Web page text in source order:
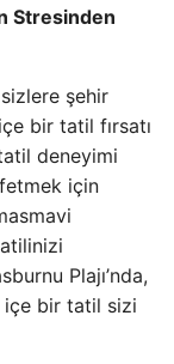
Stresinden
şehir
bir tatil fırsatı
deneyimi
için
Plajı’nda,
içe bir tatil sizi